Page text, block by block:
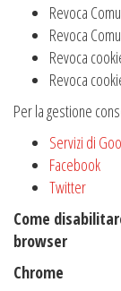
Revoca
Revoca
Revoca
Revoca
Per la gestione
Servizi di
Facebook
Twitter
Come
browser
Chrome